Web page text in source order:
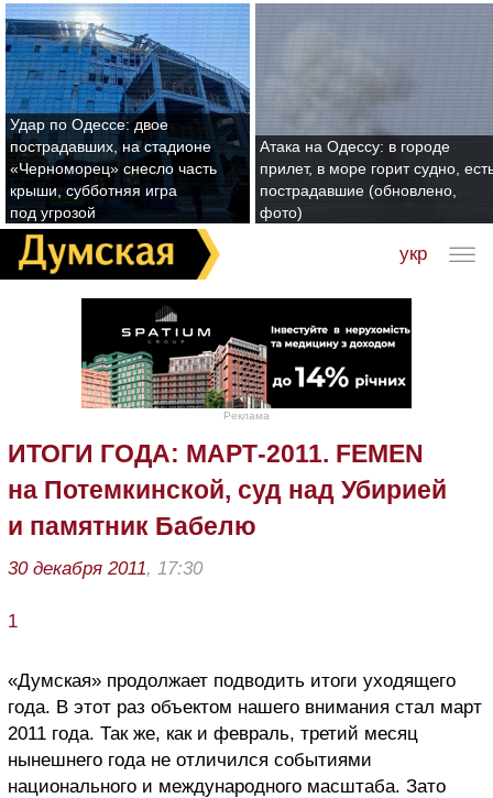
Удар по Одессе: двое
пострадавших, на стадионе
«Черноморец» снесло часть
крыши, субботняя игра
под угрозой
Атака на Одессу: в городе
прилет, в море горит судно,
пострадавшие (обновлено,
фото)
укр
Реклама
ИТОГИ ГОДА: МАРТ-2011. FEMEN
на Потемкинской, суд над Убирией
и памятник Бабелю
30 декабря 2011, 17:30
1
«Думская» продолжает подводить итоги уходящего
года. В этот раз объектом нашего внимания стал март
2011 года. Так же, как и февраль, третий месяц
нынешнего года не отличился событиями
национального и международного масштаба. Зато